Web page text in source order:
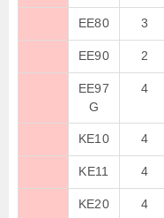
EE80 3
EE90 2
EE97
G
4
KE10 4
KE11 4
KE20 4